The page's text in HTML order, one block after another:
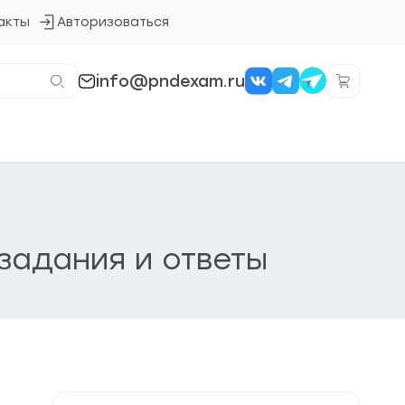
Авторизоваться
Кнопка
info@pndexam.ru
и ответы